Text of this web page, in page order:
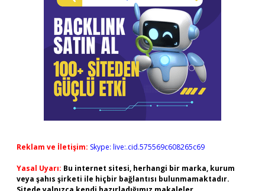
Reklam ve İletişim: Skype: live:.cid.575569c608265c69
Yasal Uyarı: Bu internet sitesi, herhangi bir marka, kurum
veya şahıs şirketi ile hiçbir bağlantısı bulunmamaktadır.